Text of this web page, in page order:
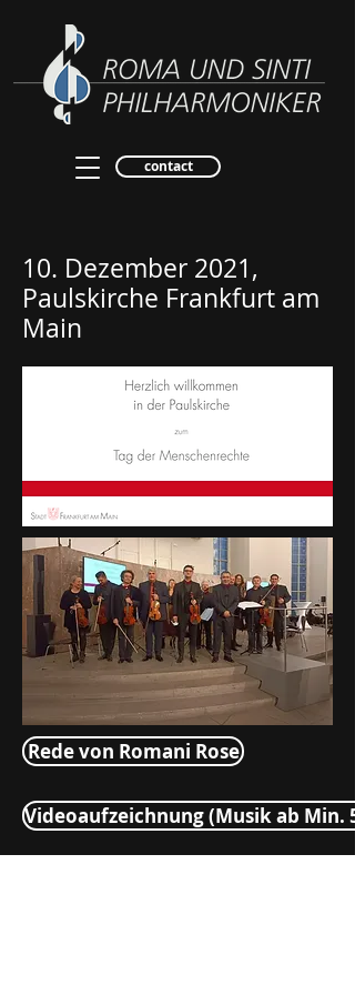
contact
10. Dezember 2021,
Paulskirche Frankfurt am
Main
Rede von Romani Rose
Videoaufzeichnung (Musik ab Min.